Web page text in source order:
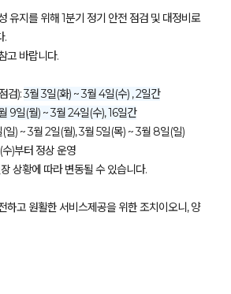
유지를 위해 1분기 정기 안전 점검 및 대정비로
.
고 바랍니다.
검):3월 3일(화) ~ 3월 4일(수) , 2일간
9일(월) ~ 3월 24일(수), 16일간
) ~ 3월 2일(월), 3월 5일(목) ~ 3월 8일(일)
)부터 정상 운영
상황에 따라 변동될 수 있습니다.
하고 원활한 서비스제공을 위한 조치이오니, 양